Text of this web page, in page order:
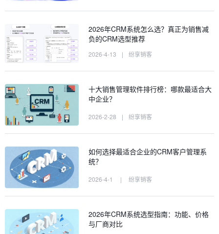
2026年CRM系统怎么选？真正为销售减
负的CRM选型推荐
2026-4-13 | 纷享销客
十大销售管理软件排行榜：哪款最适合大
中企业？
2026-2-28 | 纷享销客
如何选择最适合企业的CRM客户管理系
统？
2026-4-1 | 纷享销客
2026年CRM系统选型指南：功能、价格
与厂商对比